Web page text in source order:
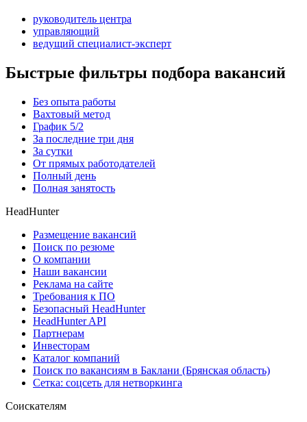
руководитель центра
управляющий
ведущий специалист-эксперт
Быстрые фильтры подбора вакансий
Без опыта работы
Вахтовый метод
График 5/2
За последние три дня
За сутки
От прямых работодателей
Полный день
Полная занятость
HeadHunter
Размещение вакансий
Поиск по резюме
О компании
Наши вакансии
Реклама на сайте
Требования к ПО
Безопасный HeadHunter
HeadHunter API
Партнерам
Инвесторам
Каталог компаний
Поиск по вакансиям в Баклани (Брянская область)
Сетка: соцсеть для нетворкинга
Соискателям